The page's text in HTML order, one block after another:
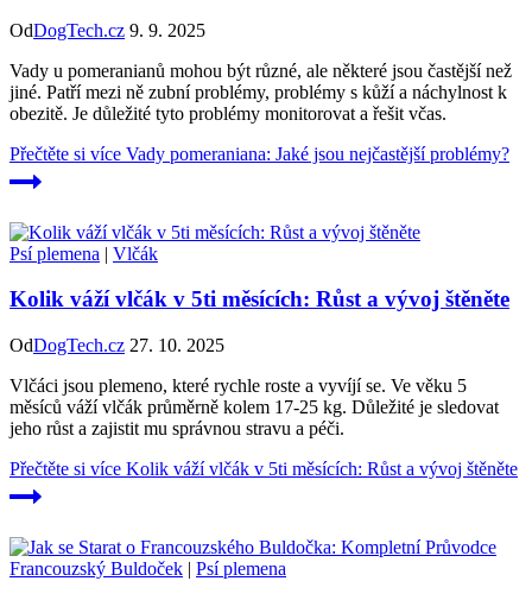
OdDogTech.cz 9. 9. 2025
Vady u pomeranianů mohou být různé, ale některé jsou častější než
jiné. Patří mezi ně zubní problémy, problémy s kůží a náchylnost k
obezitě. Je důležité tyto problémy monitorovat a řešit včas.
Přečtěte si více Vady pomeraniana: Jaké jsou nejčastější problémy?
Psí plemena | Vlčák
Kolik váží vlčák v 5ti měsících: Růst a vývoj štěněte
OdDogTech.cz 27. 10. 2025
Vlčáci jsou plemeno, které rychle roste a vyvíjí se. Ve věku 5
měsíců váží vlčák průměrně kolem 17-25 kg. Důležité je sledovat
jeho růst a zajistit mu správnou stravu a péči.
Přečtěte si více Kolik váží vlčák v 5ti měsících: Růst a vývoj štěněte
Francouzský Buldoček | Psí plemena